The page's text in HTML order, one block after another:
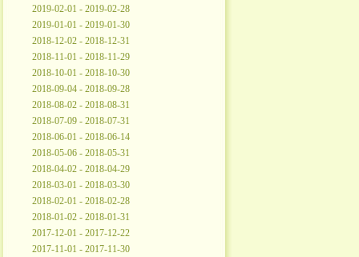
2019-02-01 - 2019-02-28
2019-01-01 - 2019-01-30
2018-12-02 - 2018-12-31
2018-11-01 - 2018-11-29
2018-10-01 - 2018-10-30
2018-09-04 - 2018-09-28
2018-08-02 - 2018-08-31
2018-07-09 - 2018-07-31
2018-06-01 - 2018-06-14
2018-05-06 - 2018-05-31
2018-04-02 - 2018-04-29
2018-03-01 - 2018-03-30
2018-02-01 - 2018-02-28
2018-01-02 - 2018-01-31
2017-12-01 - 2017-12-22
2017-11-01 - 2017-11-30